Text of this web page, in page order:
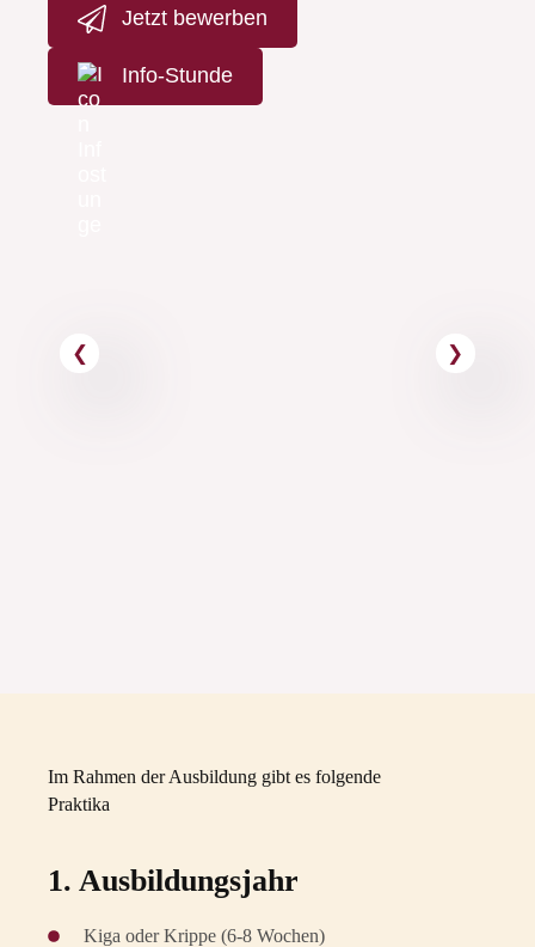
Jetzt bewerben
Info-Stunde
Im Rahmen der Ausbildung gibt es folgende
Praktika
1. Ausbildungsjahr
Kiga oder Krippe (6-8 Wochen)